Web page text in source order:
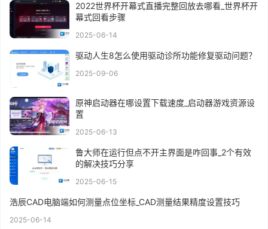
2022世界杯开幕式直播完整回放去哪看_世界杯开
幕式回看步骤
2025-06-14
驱动人生8怎么使用驱动诊所功能修复驱动问题？
2025-09-06
原神启动器在哪设置下载速度_启动器游戏资源设
置
2025-06-13
鲁大师在运行但点不开主界面是咋回事_2个有效
的解决技巧分享
2025-06-15
浩辰CAD电脑端如何测量点位坐标_CAD测量结果精度设置技巧
2025-06-14